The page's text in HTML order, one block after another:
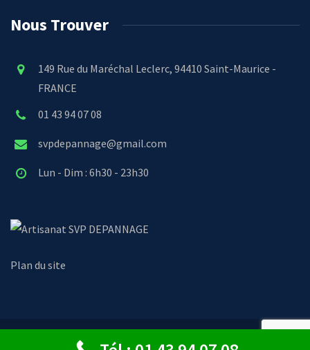
Nous Trouver
149 Rue du Maréchal Leclerc, 94410 Saint-Maurice -
FRANCE
01 43 94 07 08
svpdepannage@gmail.com
Lun - Dim : 6h30 - 23h30
SVP DEPANNAGE
Plan du site
© Copyright 2024 - SVP Dépannage